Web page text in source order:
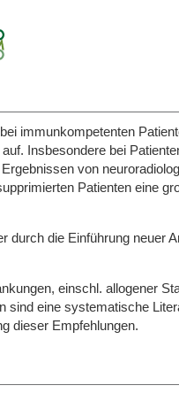
immunkompetenten
Insbesondere bei
von
Patienten eine
die Einführung neuer
einschl. allogener
sind eine systematische
dieser Empfehlungen.